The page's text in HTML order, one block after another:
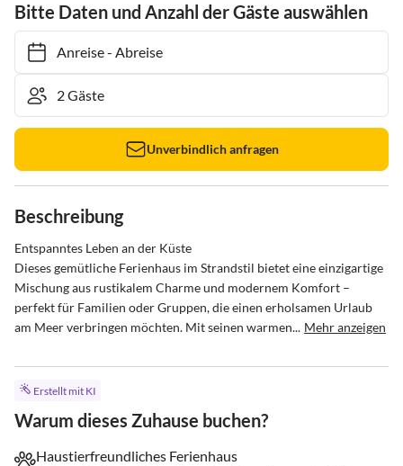
Bitte Daten und Anzahl der Gäste auswählen
Anreise- Abreise
Unverbindlich anfragen
Beschreibung
Entspanntes Leben an der Küste
Dieses gemütliche Ferienhaus im Strandstil bietet eine einzigartige
Mischung aus rustikalem Charme und modernem Komfort –
perfekt für Familien oder Gruppen, die einen erholsamen Urlaub
am Meer verbringen möchten. Mit seinen warmen... Mehr anzeigen
Erstellt mit KI
Warum dieses Zuhause buchen?
Haustierfreundliches Ferienhaus